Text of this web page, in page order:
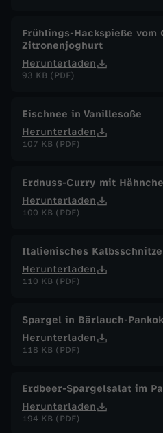
Frühlings-Hackspieße vom
Zitronenjoghurt
Herunterladen
93 KB (PDF)
Eischnee in Vanillesoße
Herunterladen
107 KB (PDF)
Erdnuss-Curry mit
Herunterladen
100 KB (PDF)
Italienisches
Herunterladen
110 KB (PDF)
Spargel in Bärlauch-
Herunterladen
118 KB (PDF)
Erdbeer-Spargelsalat im
Herunterladen
194 KB (PDF)